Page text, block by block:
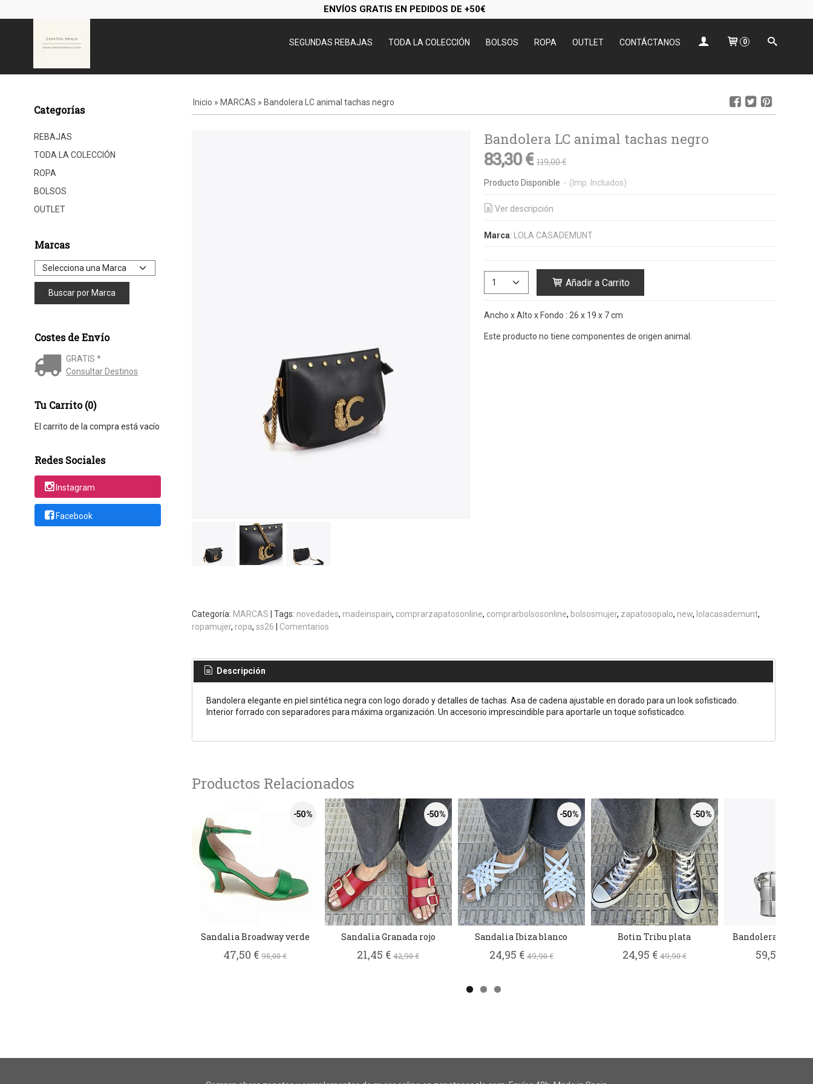
ENVÍOS GRATIS EN PEDIDOS DE +50€
SEGUNDAS REBAJAS TODA LA COLECCIÓN BOLSOS ROPA OUTLET CONTÁCTANOS 0
Categorías
REBAJAS
TODA LA COLECCIÓN
ROPA
BOLSOS
OUTLET
Marcas
Costes de Envío
GRATIS *
Consultar Destinos
Tu Carrito (0)
El carrito de la compra está vacío
Redes Sociales
Instagram
Facebook
Inicio » MARCAS » Bandolera LC animal tachas negro
Bandolera LC animal tachas negro
83,30 €119,00 €
Producto Disponible - (Imp. Incluidos)
Ver descripción
Marca: LOLA CASADEMUNT
Añadir a Carrito
Ancho x Alto x Fondo : 26 x 19 x 7 cm
Este producto no tiene componentes de origen animal.
Categoría: MARCAS Tags: novedades madeinspain comprarzapatosonline comprarbolsosonline bolsosmujer zapatosopalo new
lolacasademunt
ropamujer ropa ss26 Comentarios
Descripción
Bandolera elegante en piel sintética negra con logo dorado y detalles de tachas. Asa de cadena ajustable en dorado para un look sofisticado.
Interior forrado con separadores para máxima organización. Un accesorio imprescindible para aportarle un toque sofisticadco.
Productos Relacionados
-50 %
Sandalia Broadway verde
47,50 €95,00 €
-50 %
Sandalia Granada rojo
21,45 €42,90 €
-50 %
Sandalia Ibiza blanco
24,95 €49,90 €
-50 %
Botin Tribu plata
24,95 €49,90 €
Bandolera
59,50 €